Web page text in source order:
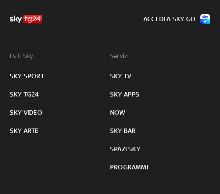
I siti Sky:
SKY SPORT
SKY TG24
SKY VIDEO
SKY ARTE
Servizi:
SKY TV
SKY APPS
NOW
SKY BAR
SPAZI SKY
PROGRAMMI
ACCEDI A SKY GO